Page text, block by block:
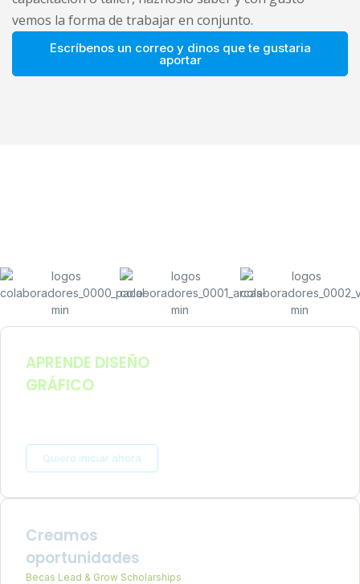
vemos la forma de trabajar en conjunto.
Escríbenos un correo y dinos que te gustaria
aportar
APRENDE DISEÑO
GRÁFICO
Quiero iniciar ahora
Creamos
oportunidades
Becas Lead & Grow Scholarships